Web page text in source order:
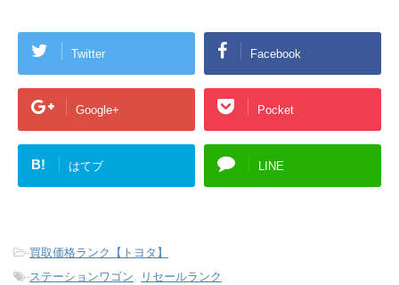
Twitter Facebook
Google+ Pocket
B! はてブ LINE
-買取価格ランク【トヨタ】
-ステーションワゴン, リセールランク